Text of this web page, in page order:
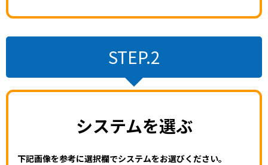
STEP.2
システムを選ぶ
下記画像を参考に選択欄でシステムをお選びください。